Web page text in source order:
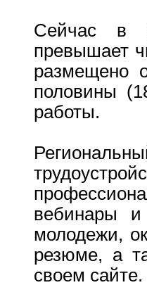
Сейчас в
превышает
размещено
половины
работы.
вебинары и
молодежи,
резюме, а
своем сайте.